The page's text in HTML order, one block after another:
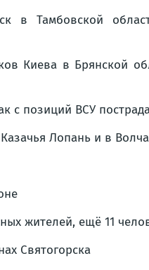
в Тамбовской
Киева в Брянской
с позиций ВСУ
Лопань и в
жителей, ещё 11
Святогорска